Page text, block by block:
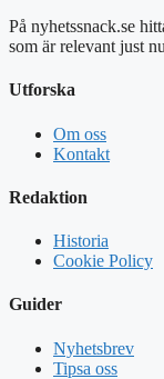
På nyhetssnack.se
som är relevant just
Utforska
Om oss
Kontakt
Redaktion
Historia
Cookie Policy
Guider
Nyhetsbrev
Tipsa oss